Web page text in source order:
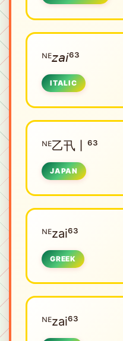
ᴺᴱㅤ𝘻𝘢𝘪⁶³
ITALIC
ᴺᴱㅤ乙卂丨⁶³
JAPAN
ᴺᴱㅤzai⁶³
GREEK
ᴺᴱㅤzai⁶³